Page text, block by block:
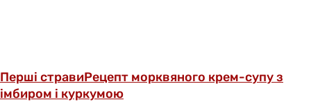
Перші стравиРецепт морквяного крем-супу з
імбиром і куркумою